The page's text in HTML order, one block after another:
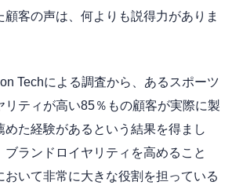
客の声は、何よりも説得力がありま
Techによる調査から、あるスポーツ
リティが高い85％もの顧客が実際に製
めた経験があるという結果を得まし
ブランドロイヤリティを高めること
おいて非常に大きな役割を担っている